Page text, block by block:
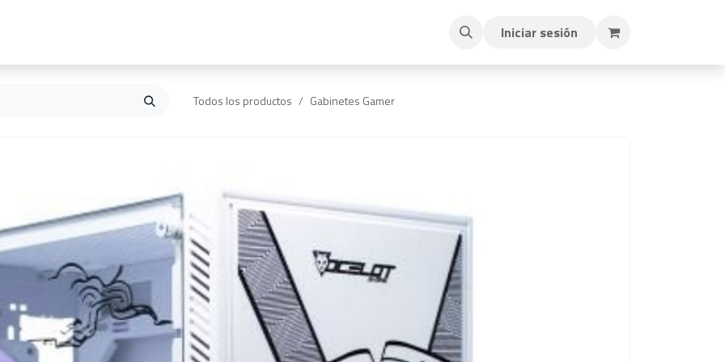
Iniciar sesión
Todos los productos Gabinetes Gamer